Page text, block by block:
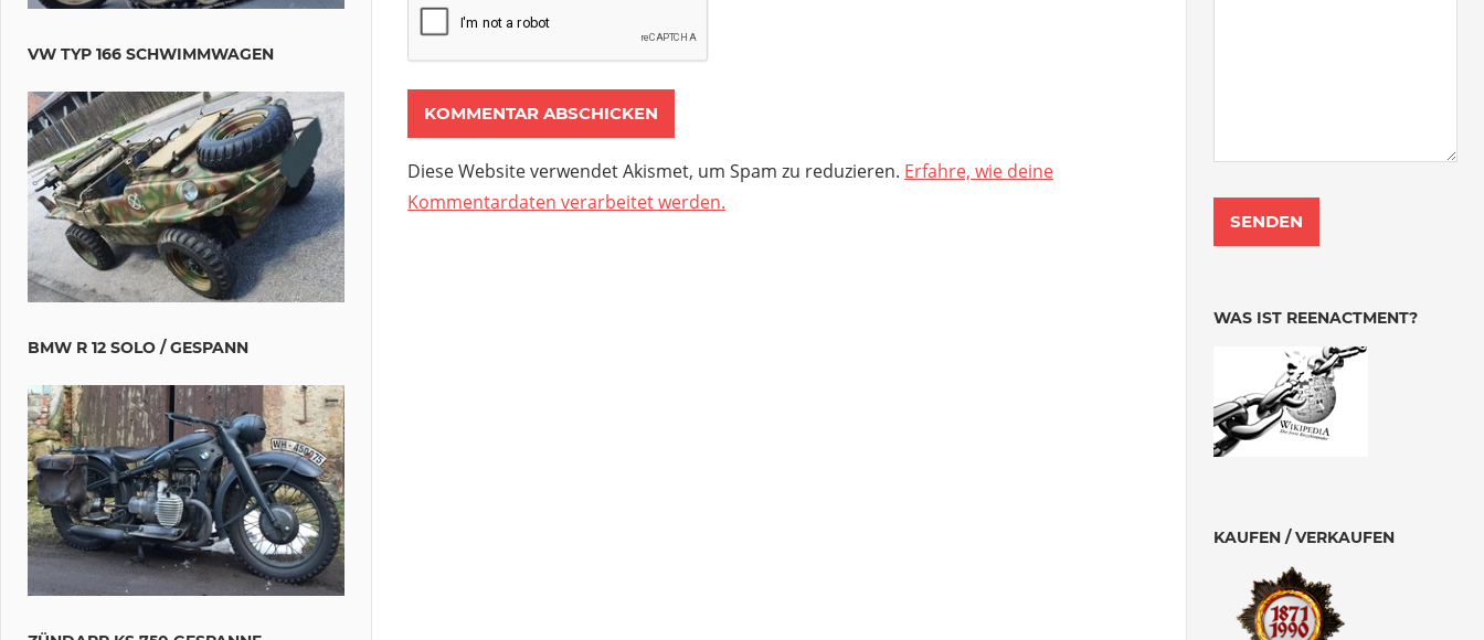
Diese Website verwendet Akismet, um Spam zu reduzieren. Erfahre, wie deine
Kommentardaten verarbeitet werden.
VW TYP 166 SCHWIMMWAGEN
BMW R 12 SOLO / GESPANN
WAS IST REENACTMENT?
KAUFEN / VERKAUFEN